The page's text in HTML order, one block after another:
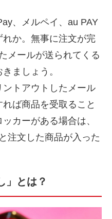
、メルペイ、au PAY
か。無事に注文が完
メールが送られてくる
ましょう。
トアウトしたメール
ば商品を受取ること
カーがある場合は、
注文した商品が入った
」とは？